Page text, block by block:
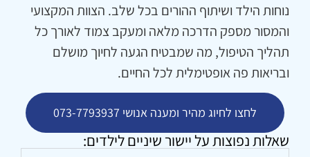
נוחות הילד ושיתוף ההורים בכל שלב. הצוות המקצועי
והמסור מספק הדרכה מלאה ומעקב צמוד לאורך כל
תהליך הטיפול, מה שמבטיח הגעה לחיוך מושלם
ובריאות פה אופטימלית לכל החיים.
לחצו לחיוג מהיר ומענה אנושי 073-7793937
שאלות נפוצות על יישור שיניים לילדים: